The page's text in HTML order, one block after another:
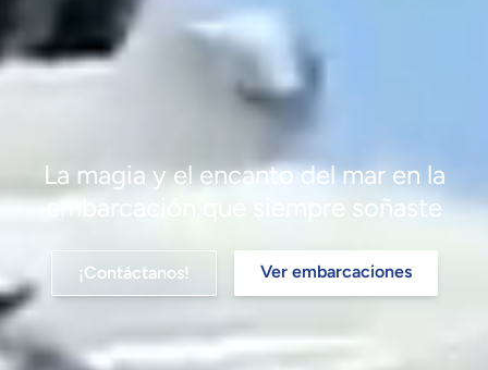
La magia y el encanto del mar en la
embarcación que siempre soñaste
¡Contáctanos! Ver embarcaciones